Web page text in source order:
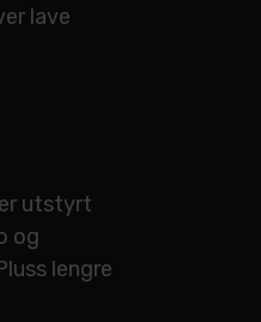
lave
utstyrt
og
lengre